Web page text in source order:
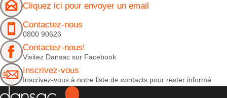
Cliquez ici pour envoyer un email
Contactez-nous
0800 90626
Contactez-nous!
Visitez Dansac sur Facebook
Inscrivez-vous
Inscrivez-vous à notre liste de contacts pour rester informé